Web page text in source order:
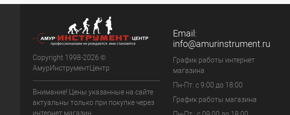
В наличии
Copyright 1998-2026 ©
АмурИнструментЦентр
Внимание! Цены указанные на сайте
актуальны только при покупке через
интернет магазин
Email:
info@amurinstrument.ru
График работы интернет
магазина
Пн-Пт: с 9:00 до 18:00
График работы магазина